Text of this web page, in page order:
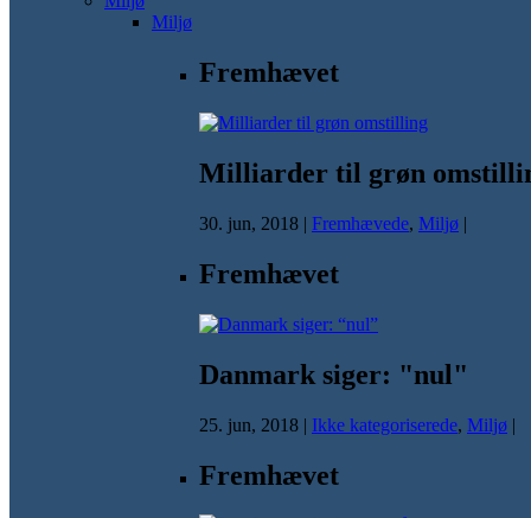
Miljø
Fremhævet
Milliarder til grøn
30. jun, 2018 | Fremhævede, Miljø |
Fremhævet
Danmark siger: "nul"
25. jun, 2018 | Ikke kategoriserede, Miljø |
Fremhævet